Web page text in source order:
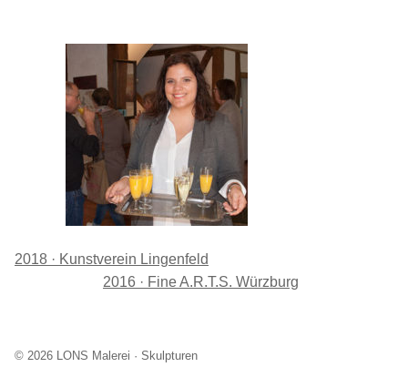
2018 · Kunstverein Lingenfeld
2016 · Fine A.R.T.S. Würzburg
© 2026 LONS Malerei · Skulpturen